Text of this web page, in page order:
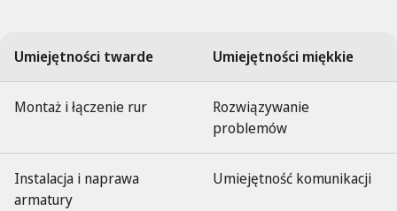
Umiejętności twarde Umiejętności miękkie
Montaż i łączenie rur
Rozwiązywanie
problemów
Instalacja i naprawa
armatury
Umiejętność komunikacji